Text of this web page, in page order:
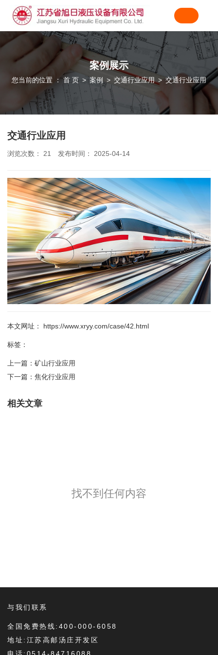
案例展示
您当前的位置 ： 首 页 >案例 > 交通行业应用 > 交通行业应用
交通行业应用
浏览次数： 21 发布时间： 2025-04-14
本文网址： https://www.xryy.com/case/42.html
标签：
上一篇： 矿山行业应用
下一篇： 焦化行业应用
相关文章
找不到任何内容
与我们联系
全国免费热线:400-000-6058
地址:江苏高邮汤庄开发区